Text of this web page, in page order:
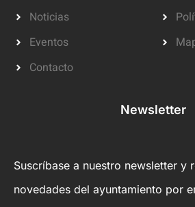
Noticias
Eventos
Contacto
Newsletter
Suscríbase a nuestro newsletter y
novedades del ayuntamiento por